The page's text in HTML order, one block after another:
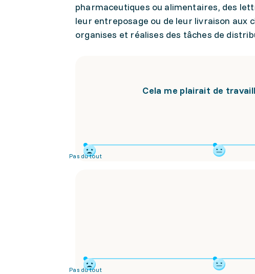
pharmaceutiques ou alimentaires, des
leur entreposage ou de leur livraison aux
organises et réalises des tâches de
Cela me plairait de
Pas du tout
Pas du tout